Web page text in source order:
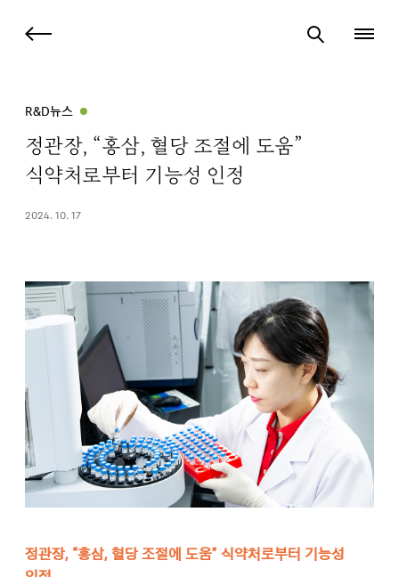
R&D뉴스
정관장, “홍삼, 혈당 조절에 도움”
식약처로부터 기능성 인정
2024. 10. 17
정관장, “홍삼, 혈당 조절에 도움” 식약처로부터 기능성